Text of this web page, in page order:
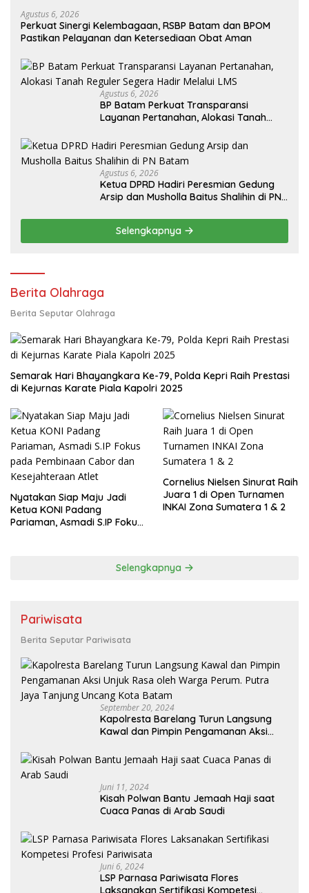
Agustus 6, 2026
Perkuat Sinergi Kelembagaan, RSBP Batam dan BPOM
Pastikan Pelayanan dan Ketersediaan Obat Aman
Agustus 6, 2026
BP Batam Perkuat Transparansi
Layanan Pertanahan, Alokasi Tanah
Agustus 6, 2026
Ketua DPRD Hadiri Peresmian Gedung
Arsip dan Musholla Baitus Shalihin di PN
Selengkapnya
Berita Olahraga
Berita Seputar Olahraga
Semarak Hari Bhayangkara Ke-79, Polda Kepri Raih Prestasi
di Kejurnas Karate Piala Kapolri 2025
Nyatakan Siap Maju Jadi
Ketua KONI Padang
Pariaman, Asmadi S.IP Fokus
Cornelius Nielsen Sinurat Raih
Juara 1 di Open Turnamen
INKAI Zona Sumatera 1 & 2
Selengkapnya
Pariwisata
Berita Seputar Pariwisata
September 20, 2024
Kapolresta Barelang Turun Langsung
Kawal dan Pimpin Pengamanan Aksi
Jaya Tanjung Uncang Kota Batam
Juni 11, 2024
Kisah Polwan Bantu Jemaah Haji saat
Cuaca Panas di Arab Saudi
Juni 6, 2024
LSP Parnasa Pariwisata Flores
Laksanakan Sertifikasi Kompetesi